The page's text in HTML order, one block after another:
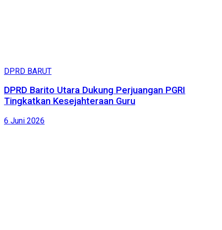
DPRD BARUT
DPRD Barito Utara Dukung Perjuangan PGRI
Tingkatkan Kesejahteraan Guru
6 Juni 2026